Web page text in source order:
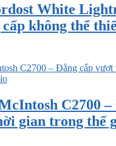
White
không thể
C2700 –
gian trong thế